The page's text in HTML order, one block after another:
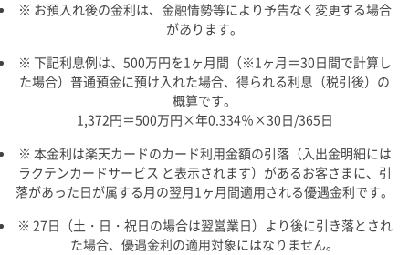
※ お預入れ後の金利は、金融情勢等により予告なく変更する場合
があります。
※ 下記利息例は、500万円を1ヶ月間（※1ヶ月＝30日間で計算し
た場合）普通預金に預け入れた場合、得られる利息（税引後）の
概算です。
1,372円＝500万円×年0.334％×30日/365日
※ 本金利は楽天カードのカード利用金額の引落（入出金明細には
ラクテンカードサービス と表示されます）があるお客さまに、引
落があった日が属する月の翌月1ヶ月間適用される優遇金利です。
※ 27日（土・日・祝日の場合は翌営業日）より後に引き落とされ
た場合、優遇金利の適用対象にはなりません。